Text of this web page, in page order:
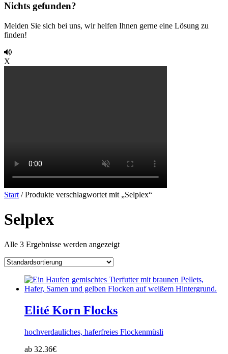
Nichts gefunden?
Melden Sie sich bei uns, wir helfen Ihnen gerne eine Lösung zu
finden!
X
Start / Produkte verschlagwortet mit „Selplex“
Selplex
Alle 3 Ergebnisse werden angezeigt
Elité Korn Flocks
hochverdauliches, haferfreies Flockenmüsli
ab 32.36€